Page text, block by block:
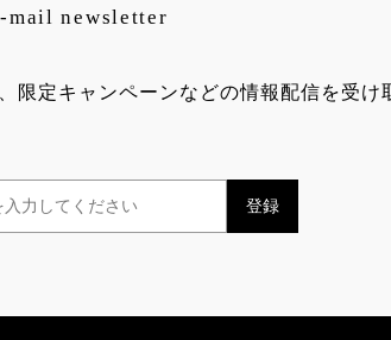
mail newsletter
限定キャンペーンなどの情報配信を受け